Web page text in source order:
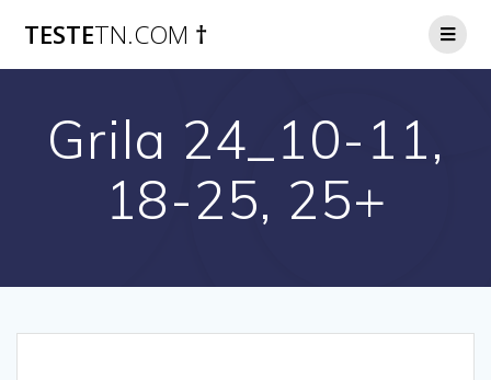
TESTETN.COM †
Grila 24_10-11,
18-25, 25+